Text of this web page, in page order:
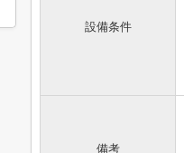
設備条件
備考